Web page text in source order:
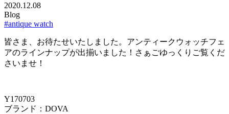
2020.12.08
Blog
#antique watch
皆さま、お待たせいたしました。アンティークウォッチフェ
アのラインナップが出揃いました！さぁごゆっくりご覧くだ
さいませ！
Y170703
ブランド：DOVA